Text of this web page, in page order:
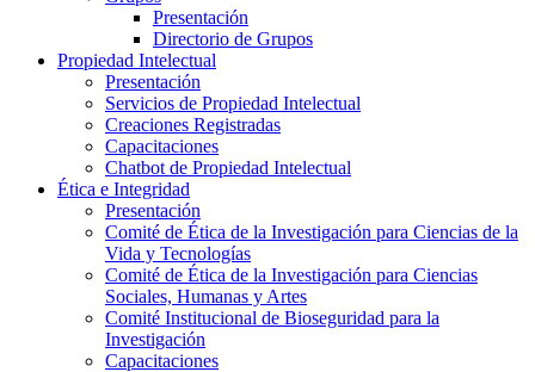
Presentación
Directorio de Grupos
Propiedad Intelectual
Presentación
Servicios de Propiedad Intelectual
Creaciones Registradas
Capacitaciones
Chatbot de Propiedad Intelectual
Ética e Integridad
Presentación
Comité de Ética de la Investigación para Ciencias de la
Vida y Tecnologías
Comité de Ética de la Investigación para Ciencias
Sociales, Humanas y Artes
Comité Institucional de Bioseguridad para la
Investigación
Capacitaciones